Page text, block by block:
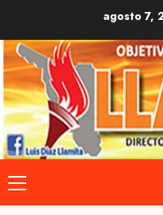
content
agosto 7,
Primary
Menu